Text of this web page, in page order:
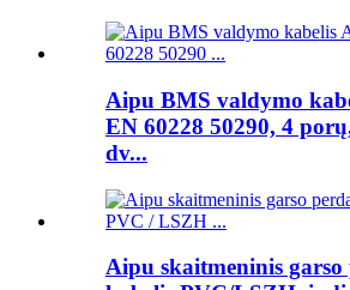
Aipu BMS valdymo
EN 60228 50290, 4
dv...
Aipu skaitmeninis garso